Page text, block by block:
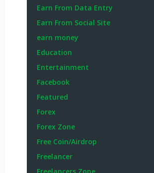
Earn From Data Entry
Earn From Social Site
earn money
Education
Entertainment
Facebook
Featured
Forex
Forex Zone
Free Coin/Airdrop
Freelancer